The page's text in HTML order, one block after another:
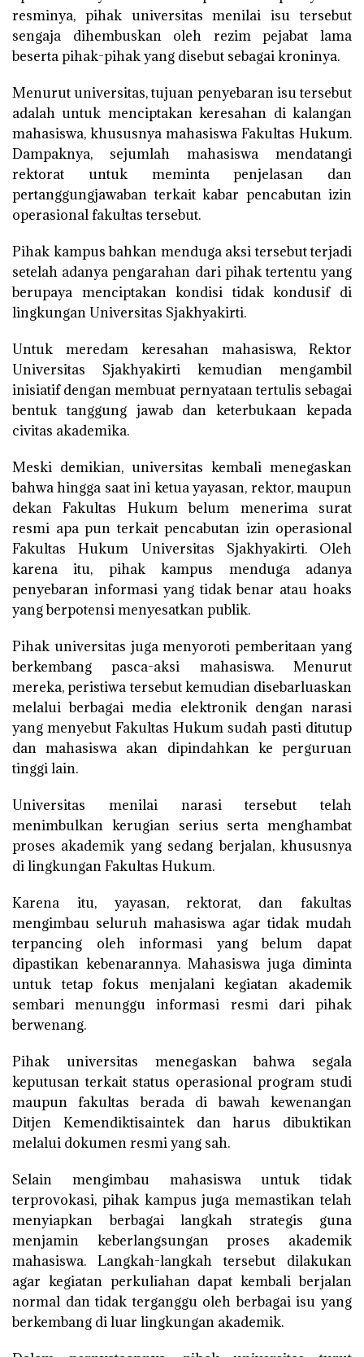
resminya, pihak universitas menilai isu tersebut
sengaja dihembuskan oleh rezim pejabat lama
beserta pihak-pihak yang disebut sebagai kroninya.
Menurut universitas, tujuan penyebaran isu tersebut
adalah untuk menciptakan keresahan di kalangan
mahasiswa, khususnya mahasiswa Fakultas Hukum.
Dampaknya, sejumlah mahasiswa mendatangi
rektorat untuk meminta penjelasan dan
pertanggungjawaban terkait kabar pencabutan izin
operasional fakultas tersebut.
Pihak kampus bahkan menduga aksi tersebut terjadi
setelah adanya pengarahan dari pihak tertentu yang
berupaya menciptakan kondisi tidak kondusif di
lingkungan Universitas Sjakhyakirti.
Untuk meredam keresahan mahasiswa, Rektor
Universitas Sjakhyakirti kemudian mengambil
inisiatif dengan membuat pernyataan tertulis sebagai
bentuk tanggung jawab dan keterbukaan kepada
civitas akademika.
Meski demikian, universitas kembali menegaskan
bahwa hingga saat ini ketua yayasan, rektor, maupun
dekan Fakultas Hukum belum menerima surat
resmi apa pun terkait pencabutan izin operasional
Fakultas Hukum Universitas Sjakhyakirti. Oleh
karena itu, pihak kampus menduga adanya
penyebaran informasi yang tidak benar atau hoaks
yang berpotensi menyesatkan publik.
Pihak universitas juga menyoroti pemberitaan yang
berkembang pasca-aksi mahasiswa. Menurut
mereka, peristiwa tersebut kemudian disebarluaskan
melalui berbagai media elektronik dengan narasi
yang menyebut Fakultas Hukum sudah pasti ditutup
dan mahasiswa akan dipindahkan ke perguruan
tinggi lain.
Universitas menilai narasi tersebut telah
menimbulkan kerugian serius serta menghambat
proses akademik yang sedang berjalan, khususnya
di lingkungan Fakultas Hukum.
Karena itu, yayasan, rektorat, dan fakultas
mengimbau seluruh mahasiswa agar tidak mudah
terpancing oleh informasi yang belum dapat
dipastikan kebenarannya. Mahasiswa juga diminta
untuk tetap fokus menjalani kegiatan akademik
sembari menunggu informasi resmi dari pihak
berwenang.
Pihak universitas menegaskan bahwa segala
keputusan terkait status operasional program studi
maupun fakultas berada di bawah kewenangan
Ditjen Kemendiktisaintek dan harus dibuktikan
melalui dokumen resmi yang sah.
Selain mengimbau mahasiswa untuk tidak
terprovokasi, pihak kampus juga memastikan telah
menyiapkan berbagai langkah strategis guna
menjamin keberlangsungan proses akademik
mahasiswa. Langkah-langkah tersebut dilakukan
agar kegiatan perkuliahan dapat kembali berjalan
normal dan tidak terganggu oleh berbagai isu yang
berkembang di luar lingkungan akademik.